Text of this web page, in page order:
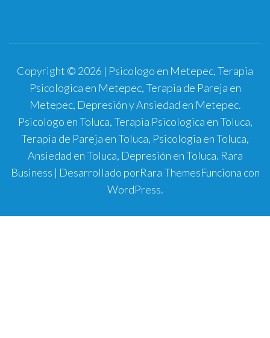
Copyright © 2026 | Psicologo en Metepec, Terapia
Psicologica en Metepec, Terapia de Pareja en
Metepec, Depresión y Ansiedad en Metepec.
Psicologo en Toluca, Terapia Psicologica en Toluca,
Terapia de Pareja en Toluca, Psicologia en Toluca,
Ansiedad en Toluca, Depresión en Toluca. Rara
Business | Desarrollado porRara ThemesFunciona con
WordPress.